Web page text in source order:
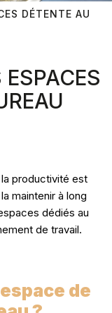
DÉTENTE AU
ESPACES
productivité est
maintenir à long
dédiés au
de travail.
de